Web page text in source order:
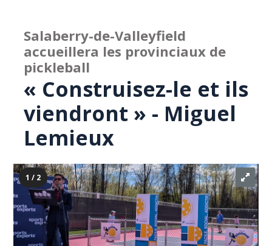
Salaberry-de-Valleyfield
accueillera les provinciaux de
pickleball
« Construisez-le et ils
viendront » - Miguel
Lemieux
1 / 2